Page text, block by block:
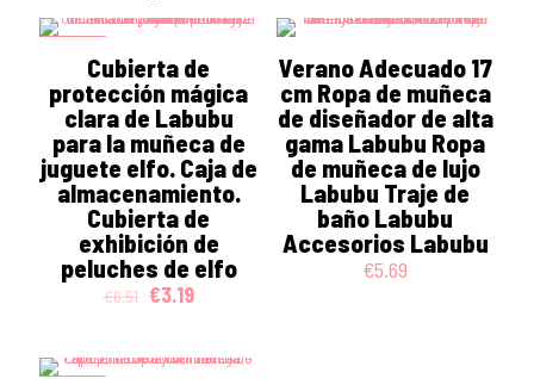
Cubierta de
protección mágica
clara de Labubu
para la muñeca de
juguete elfo. Caja de
almacenamiento.
Cubierta de
exhibición de
peluches de elfo
€6.51 Original
€6.51.
€3.19Current
€3.19.
Verano Adecuado 17
cm Ropa de muñeca
de diseñador de alta
gama Labubu Ropa
de muñeca de lujo
Labubu Traje de
baño Labubu
Accesorios Labubu
€5.69